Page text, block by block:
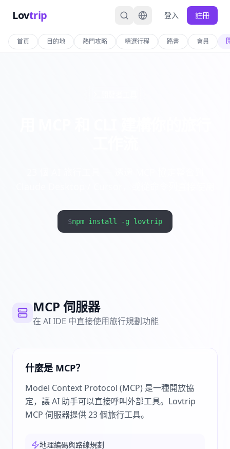
Lovtrip 登入 註冊
首頁 目的地 熱門攻略 精選行程 路書 會員
$npm install -g lovtrip
MCP 伺服器
在 AI IDE 中直接使用旅行規劃功能
什麼是 MCP？
Model Context Protocol (MCP) 是一種開放協
定，讓 AI 助手可以直接呼叫外部工具。Lovtrip
MCP 伺服器提供 23 個旅行工具。
地理編碼與路線規劃